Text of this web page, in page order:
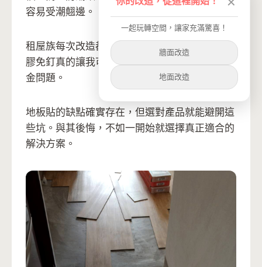
容易受潮翹邊。
租屋族每次改造都要考慮「搬家怎麼辦」，但免
膠免釘真的讓我可以放膽美化空間，不用擔心押
金問題。
地板貼的缺點確實存在，但選對產品就能避開這
些坑。與其後悔，不如一開始就選擇真正適合的
解決方案。
一起玩轉空間，讓家充滿驚喜！
牆面改造
地面改造